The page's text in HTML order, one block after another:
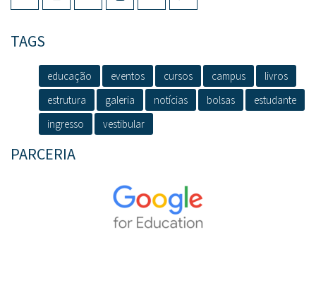
TAGS
educação eventos cursos campus
livros
estrutura
galeria notícias bolsas
estudante
ingresso
vestibular
PARCERIA